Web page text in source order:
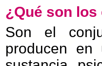
¿Qué son
Son el
producen